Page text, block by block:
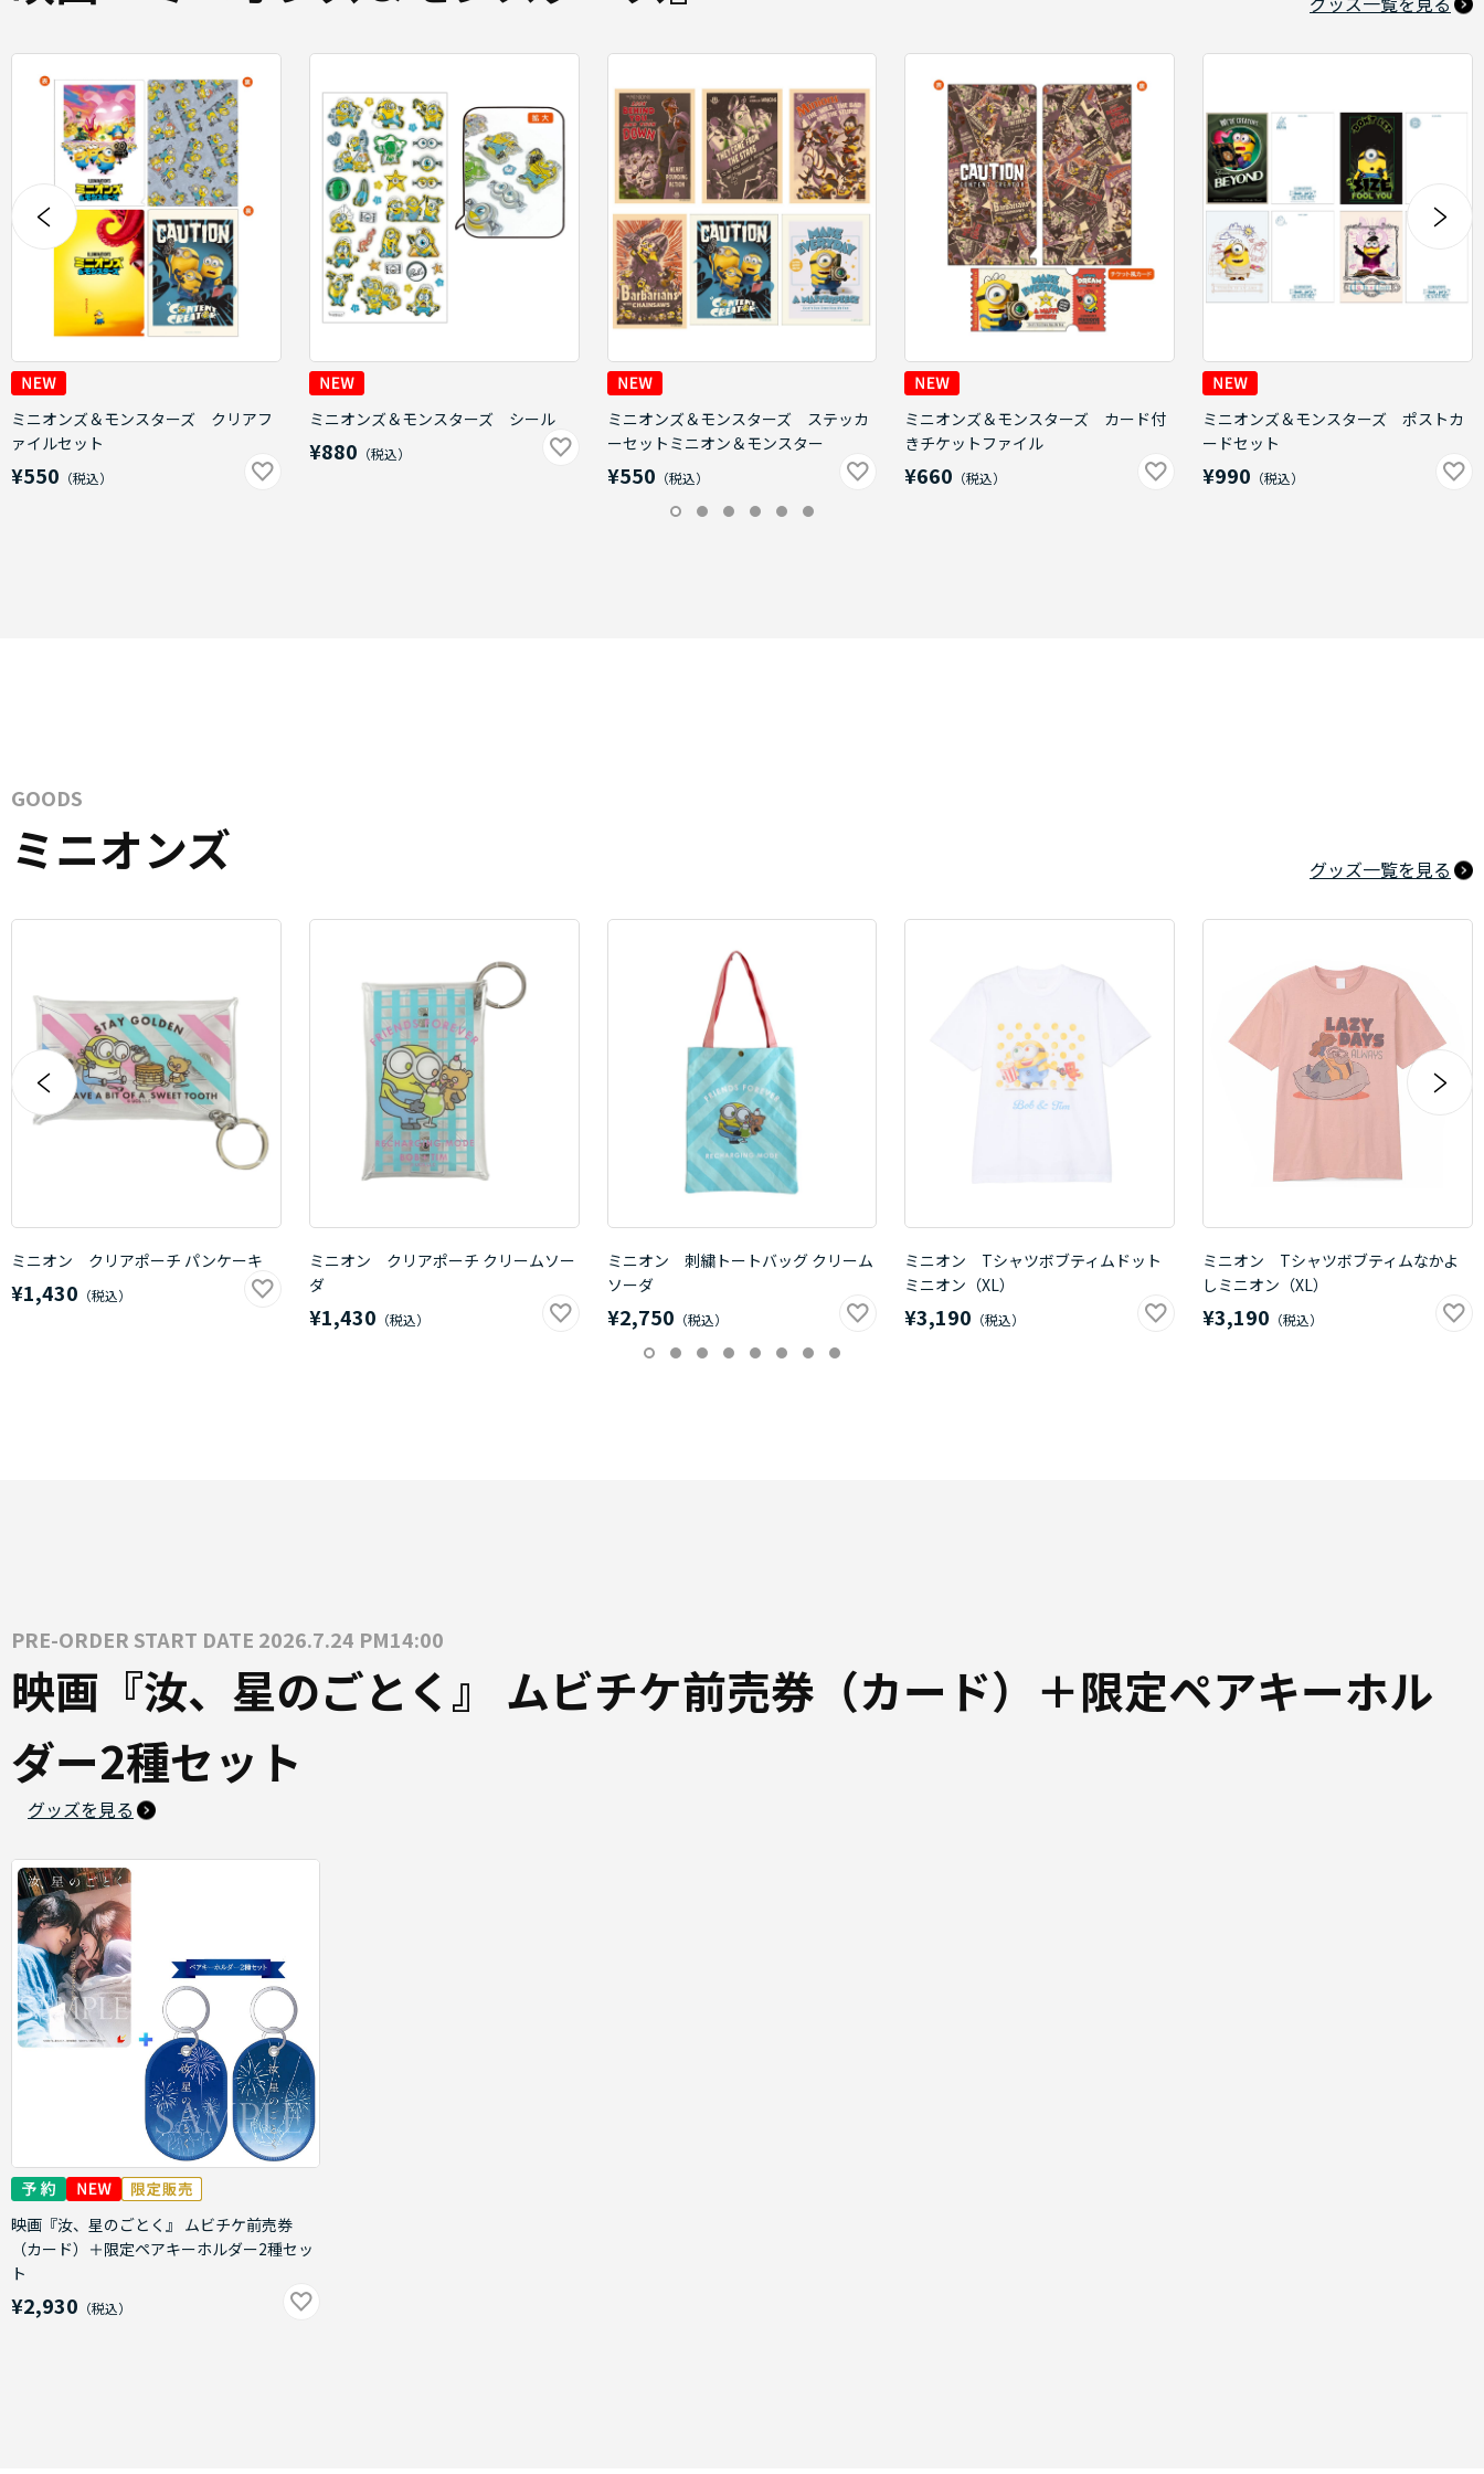
ミニオンズ＆モンスターズ クリアフ
ァイルセット
¥550
ミニオンズ＆モンスターズ シール
¥880
ミニオンズ＆モンスターズ ステッカ
ーセットミニオン＆モンスター
¥550
ミニオンズ＆モンスターズ カード付
きチケットファイル
¥660
ミニオンズ＆モンスターズ ポストカ
ードセット
¥990
GOODS
ミニオンズ グッズ一覧を見る
ミニオン クリアポーチ パンケーキ
¥1,430
ミニオン クリアポーチ クリームソー
ダ
¥1,430
ミニオン 刺繍トートバッグ クリーム
ソーダ
¥2,750
ミニオン Tシャツボブティムドット
ミニオン（XL）
¥3,190
ミニオン Tシャツボブティムなかよ
しミニオン（XL）
¥3,190
PRE-ORDER START DATE 2026.7.24 PM14:00
映画『汝、星のごとく』 ムビチケ前売券（カード）＋限定ペアキーホル
ダー2種セット
グッズを見る
映画『汝、星のごとく』 ムビチケ前売券
（カード）＋限定ペアキーホルダー2種セッ
ト
¥2,930